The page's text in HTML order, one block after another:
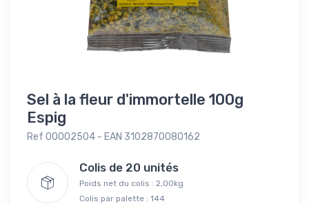
Sel à la fleur d'immortelle 100g
Espig
Ref 00002504 - EAN 3102870080162
Colis de 20 unités
Poids net du colis : 2,00kg
Colis par palette : 144